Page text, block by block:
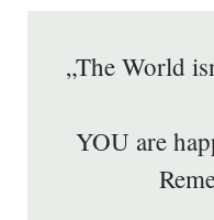
„The World
YOU are